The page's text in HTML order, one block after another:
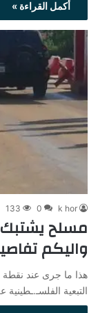
أكمل القراءة »
k hor
0
133
مسلح يشتبك
واليكم
هذا ما جرى عند
التبعية